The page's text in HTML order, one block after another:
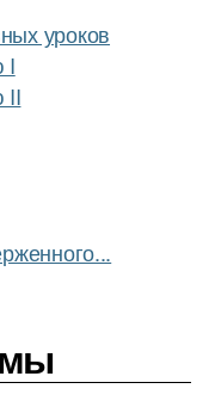
уроков
I
II